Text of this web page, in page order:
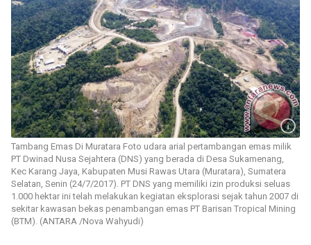
Tambang Emas Di Muratara Foto udara arial pertambangan emas milik
PT Dwinad Nusa Sejahtera (DNS) yang berada di Desa Sukamenang,
Kec Karang Jaya, Kabupaten Musi Rawas Utara (Muratara), Sumatera
Selatan, Senin (24/7/2017). PT DNS yang memiliki izin produksi seluas
1.000 hektar ini telah melakukan kegiatan eksplorasi sejak tahun 2007 di
sekitar kawasan bekas penambangan emas PT Barisan Tropical Mining
(BTM). (ANTARA /Nova Wahyudi)